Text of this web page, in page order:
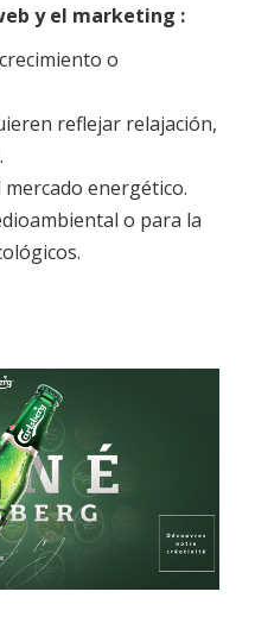
y el marketing :
o
reflejar relajación,
energético.
o para la